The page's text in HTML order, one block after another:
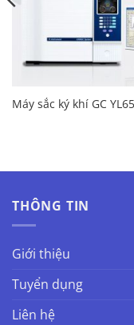
Máy sắc ký khí GC
THÔNG TIN
Giới thiệu
Tuyển dụng
Liên hệ